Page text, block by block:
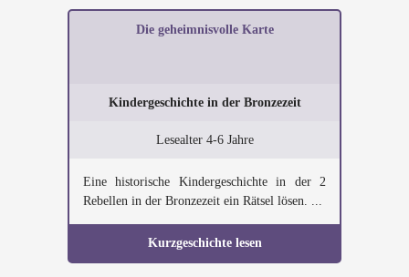
Die geheimnisvolle Karte
Kindergeschichte in der Bronzezeit
Lesealter 4-6 Jahre
Eine historische Kindergeschichte in der 2
Rebellen in der Bronzezeit ein Rätsel lösen. ...
Kurzgeschichte lesen